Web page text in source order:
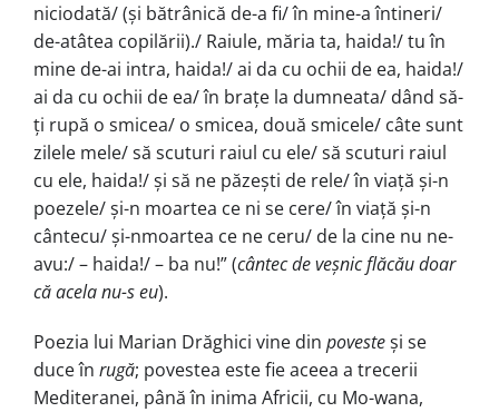
niciodată/ (și bătrânică de-a fi/ în mine-a întineri/
de-atâtea copilării)./ Raiule, măria ta, haida!/ tu în
mine de-ai intra, haida!/ ai da cu ochii de ea, haida!/
ai da cu ochii de ea/ în brațe la dumneata/ dând să-
ți rupă o smicea/ o smicea, do­uă smicele/ câte sunt
zilele mele/ să scuturi raiul cu ele/ să scu­turi raiul
cu ele, haida!/ și să ne păzești de rele/ în viață și-n
poezele/ și-n moartea ce ni se cere/ în viață și-n
cântecu/ și-nmoartea ce ne ceru/ de la cine nu ne-
avu:/ – haida!/ – ba nu!” (cântec de veșnic flăcău doar
că acela nu-s eu).
Poezia lui Marian Drăghici vine din povesteși se
duce în rugă; povestea este fie aceea a trecerii
Mediteranei, până în inima Africii, cu Mo-wana,